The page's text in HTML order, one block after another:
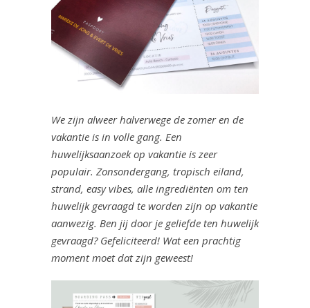
We zijn alweer halverwege de zomer en de
vakantie is in volle gang. Een
huwelijksaanzoek op vakantie is zeer
populair. Zonsondergang, tropisch eiland,
strand, easy vibes, alle ingrediënten om ten
huwelijk gevraagd te worden zijn op vakantie
aanwezig. Ben jij door je geliefde ten huwelijk
gevraagd? Gefeliciteerd! Wat een prachtig
moment moet dat zijn geweest!